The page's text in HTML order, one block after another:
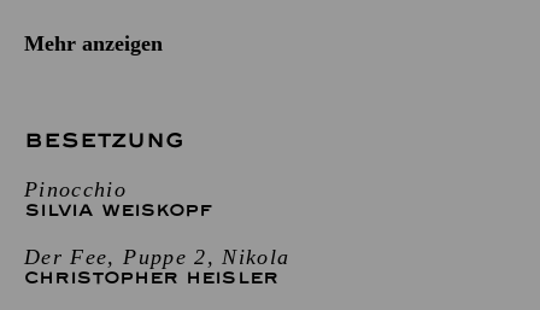
Mehr anzeigen
BESETZUNG
Pinocchio
SILVIA WEISKOPF
Der Fee, Puppe 2, Nikola
CHRISTOPHER HEISLER